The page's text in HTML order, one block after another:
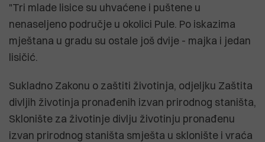
"Tri mlade lisice su uhvaćene i puštene u
nenaseljeno područje u okolici Pule. Po iskazima
mještana u gradu su ostale još dvije - majka i jedan
lisičić.
Sukladno Zakonu o zaštiti životinja, odjeljku Zaštita
divljih životinja pronađenih izvan prirodnog staništa,
Sklonište za životinje divlju životinju pronađenu
izvan prirodnog staništa smješta u sklonište i vraća